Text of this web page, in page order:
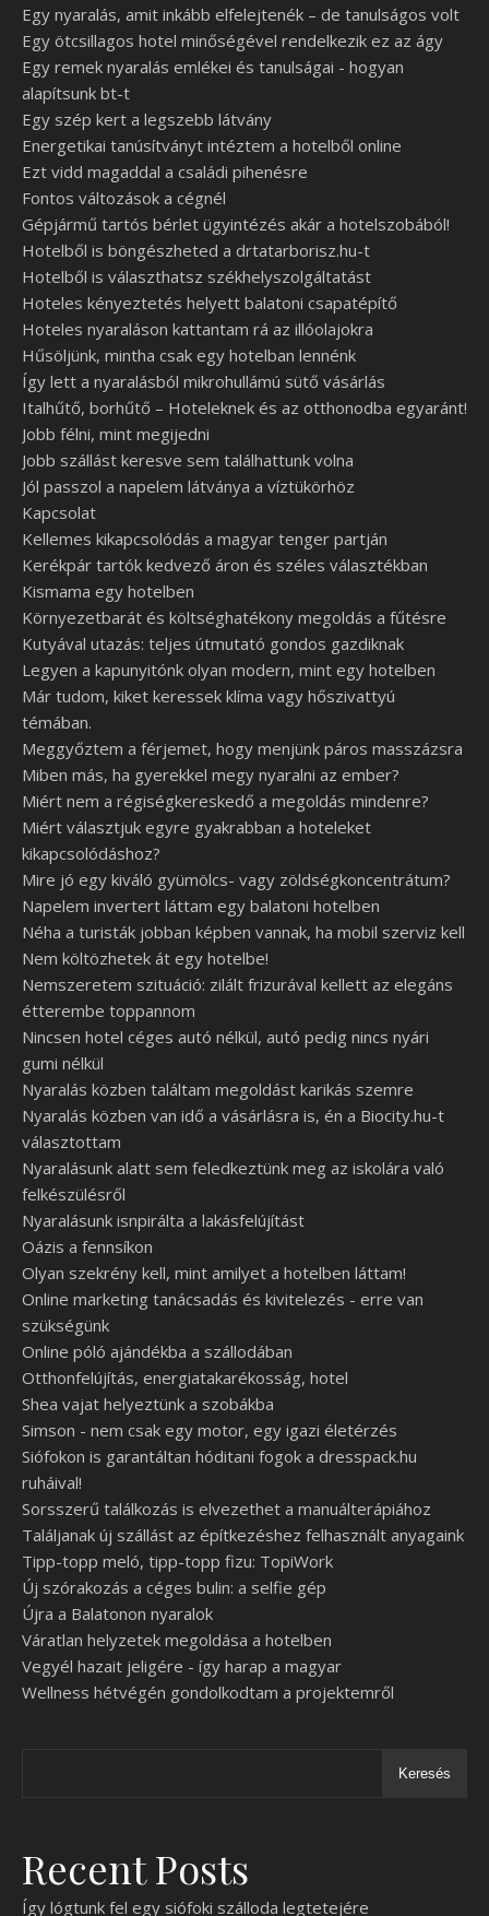
Egy nyaralás, amit inkább elfelejtenék – de tanulságos volt
Egy ötcsillagos hotel minőségével rendelkezik ez az ágy
Egy remek nyaralás emlékei és tanulságai - hogyan
alapítsunk bt-t
Egy szép kert a legszebb látvány
Energetikai tanúsítványt intéztem a hotelből online
Ezt vidd magaddal a családi pihenésre
Fontos változások a cégnél
Gépjármű tartós bérlet ügyintézés akár a hotelszobából!
Hotelből is böngészheted a drtatarborisz.hu-t
Hotelből is választhatsz székhelyszolgáltatást
Hoteles kényeztetés helyett balatoni csapatépítő
Hoteles nyaraláson kattantam rá az illóolajokra
Hűsöljünk, mintha csak egy hotelban lennénk
Így lett a nyaralásból mikrohullámú sütő vásárlás
Italhűtő, borhűtő – Hoteleknek és az otthonodba egyaránt!
Jobb félni, mint megijedni
Jobb szállást keresve sem találhattunk volna
Jól passzol a napelem látványa a víztükörhöz
Kapcsolat
Kellemes kikapcsolódás a magyar tenger partján
Kerékpár tartók kedvező áron és széles választékban
Kismama egy hotelben
Környezetbarát és költséghatékony megoldás a fűtésre
Kutyával utazás: teljes útmutató gondos gazdiknak
Legyen a kapunyitónk olyan modern, mint egy hotelben
Már tudom, kiket keressek klíma vagy hőszivattyú
témában.
Meggyőztem a férjemet, hogy menjünk páros masszázsra
Miben más, ha gyerekkel megy nyaralni az ember?
Miért nem a régiségkereskedő a megoldás mindenre?
Miért választjuk egyre gyakrabban a hoteleket
kikapcsolódáshoz?
Mire jó egy kiváló gyümölcs- vagy zöldségkoncentrátum?
Napelem invertert láttam egy balatoni hotelben
Néha a turisták jobban képben vannak, ha mobil szerviz kell
Nem költözhetek át egy hotelbe!
Nemszeretem szituáció: zilált frizurával kellett az elegáns
étterembe toppannom
Nincsen hotel céges autó nélkül, autó pedig nincs nyári
gumi nélkül
Nyaralás közben találtam megoldást karikás szemre
Nyaralás közben van idő a vásárlásra is, én a Biocity.hu-t
választottam
Nyaralásunk alatt sem feledkeztünk meg az iskolára való
felkészülésről
Nyaralásunk isnpirálta a lakásfelújítást
Oázis a fennsíkon
Olyan szekrény kell, mint amilyet a hotelben láttam!
Online marketing tanácsadás és kivitelezés - erre van
szükségünk
Online póló ajándékba a szállodában
Otthonfelújítás, energiatakarékosság, hotel
Shea vajat helyeztünk a szobákba
Simson - nem csak egy motor, egy igazi életérzés
Siófokon is garantáltan hóditani fogok a dresspack.hu
ruháival!
Sorsszerű találkozás is elvezethet a manuálterápiához
Találjanak új szállást az építkezéshez felhasznált anyagaink
Tipp-topp meló, tipp-topp fizu: TopiWork
Új szórakozás a céges bulin: a selfie gép
Újra a Balatonon nyaralok
Váratlan helyzetek megoldása a hotelben
Vegyél hazait jeligére - így harap a magyar
Wellness hétvégén gondolkodtam a projektemről
Keresés
Recent Posts
Így lógtunk fel egy siófoki szálloda legtetejére